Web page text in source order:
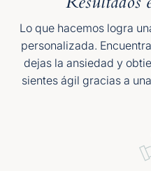
Lo que hacemos logra
personalizada.
dejas la ansiedad y
sientes ágil gracias a